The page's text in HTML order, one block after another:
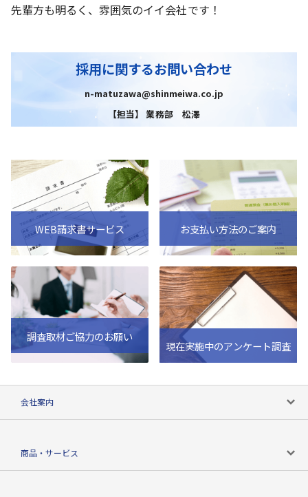
先輩方も明るく、雰囲気のイイ会社です！
採用に関するお問い合わせ
n-matuzawa@shinmeiwa.co.jp
【担当】 業務部 松澤
WEB請求書サービス お支払い方法のご案内
調査取材ご協力のお願い
現在実施中のアンケート調査
会社案内
商品・サービス